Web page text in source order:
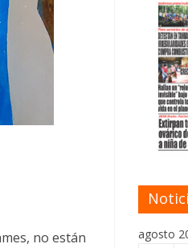
no están
agosto